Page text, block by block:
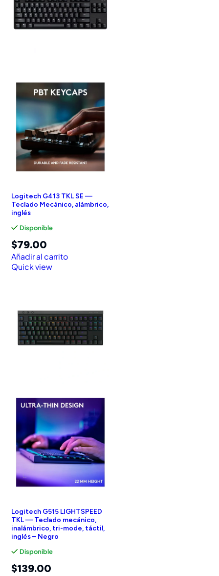
Logitech G413 TKL SE —
Teclado Mecánico, alámbrico,
inglés
Disponible
$79.00
Añadir al carrito
Quick view
Logitech G515 LIGHTSPEED
TKL — Teclado mecánico,
inalámbrico, tri-mode, táctil,
inglés – Negro
Disponible
$139.00